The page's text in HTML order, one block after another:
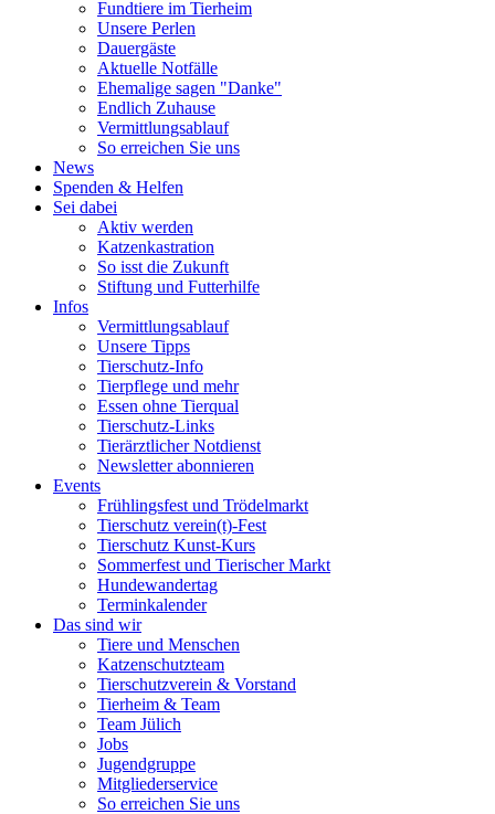
Fundtiere im Tierheim
Unsere Perlen
Dauergäste
Aktuelle Notfälle
Ehemalige sagen "Danke"
Endlich Zuhause
Vermittlungsablauf
So erreichen Sie uns
News
Spenden & Helfen
Sei dabei
Aktiv werden
Katzenkastration
So isst die Zukunft
Stiftung und Futterhilfe
Infos
Vermittlungsablauf
Unsere Tipps
Tierschutz-Info
Tierpflege und mehr
Essen ohne Tierqual
Tierschutz-Links
Tierärztlicher Notdienst
Newsletter abonnieren
Events
Frühlingsfest und Trödelmarkt
Tierschutz verein(t)-Fest
Tierschutz Kunst-Kurs
Sommerfest und Tierischer Markt
Hundewandertag
Terminkalender
Das sind wir
Tiere und Menschen
Katzenschutzteam
Tierschutzverein & Vorstand
Tierheim & Team
Team Jülich
Jobs
Jugendgruppe
Mitgliederservice
So erreichen Sie uns